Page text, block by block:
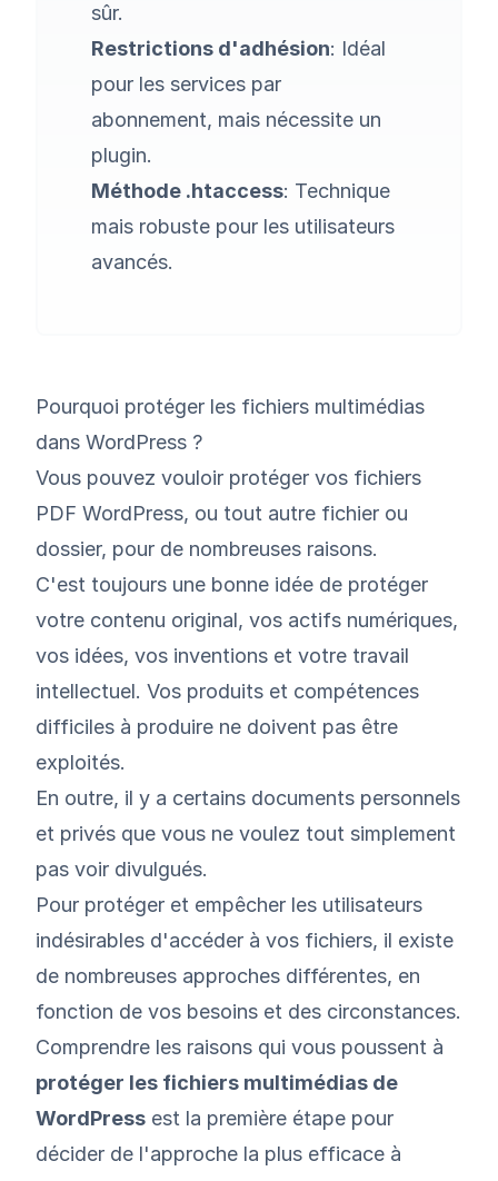
sûr.
Restrictions d'adhésion: Idéal
pour les services par
abonnement, mais nécessite un
plugin.
Méthode .htaccess: Technique
mais robuste pour les utilisateurs
avancés.
Pourquoi protéger les fichiers multimédias
dans WordPress ?
Vous pouvez vouloir protéger vos fichiers
PDF WordPress, ou tout autre fichier ou
dossier, pour de nombreuses raisons.
C'est toujours une bonne idée de protéger
votre contenu original, vos actifs numériques,
vos idées, vos inventions et votre travail
intellectuel. Vos produits et compétences
difficiles à produire ne doivent pas être
exploités.
En outre, il y a certains documents personnels
et privés que vous ne voulez tout simplement
pas voir divulgués.
Pour protéger et empêcher les utilisateurs
indésirables d'accéder à vos fichiers, il existe
de nombreuses approches différentes, en
fonction de vos besoins et des circonstances.
Comprendre les raisons qui vous poussent à
protéger les fichiers multimédias de
WordPress est la première étape pour
décider de l'approche la plus efficace à